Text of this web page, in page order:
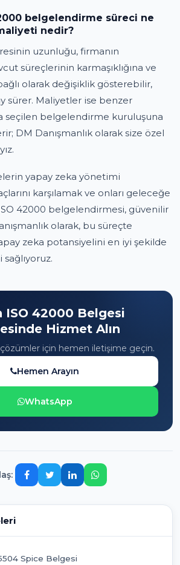
belgelendirme süreci ne
nedir?
uzunluğu, firmanın
süreçlerinin karmaşıklığına ve
olarak değişiklik gösterebilir,
sürer. Maliyetler ise benzer
seçilen belgelendirme kuruluşuna
DM Danışmanlık olarak size özel
yapay zeka yönetimi
karşılamak ve onları geleceğe
42000 belgelendirmesi, güvenilir
olarak, bu süreçte
zeka potansiyelini en iyi şekilde
ISO 42000 Belgesi
Hizmet Alın
için hemen iletişime geçin.
Hemen Arayın
WhatsApp
Spice Belgesi